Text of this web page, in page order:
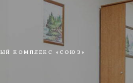
КОМПЛЕКС «СОЮЗ»